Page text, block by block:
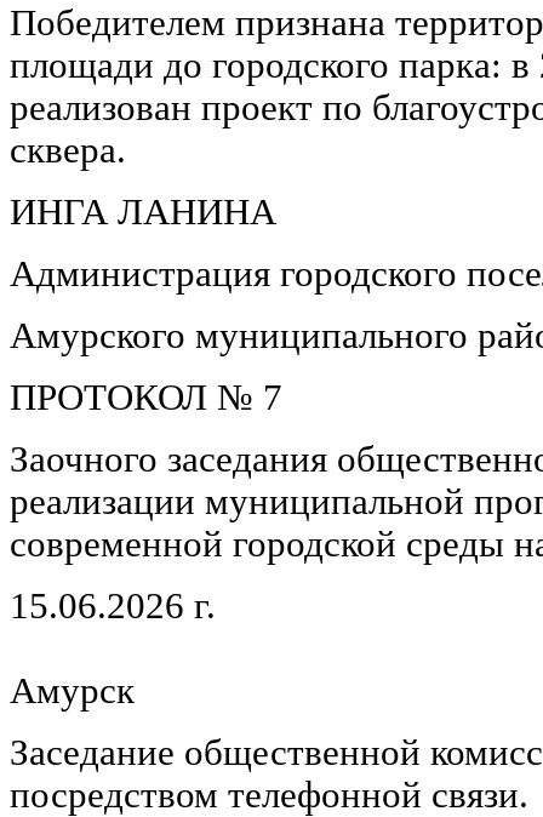
Победителем признана
площади до городского парка: в
реализован проект по
сквера.
ИНГА ЛАНИНА
Администрация городского
Амурского муниципального
ПРОТОКОЛ № 7
Заочного заседания
реализации муниципальной
современной городской среды
15.06.2026 г.
Амурск
Заседание общественной
посредством телефонной связи.